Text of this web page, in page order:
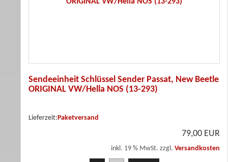
Sendeeinheit Schlüssel Sender Passat, New Beetle
ORIGINAL VW/Hella NOS (13-293)
Lieferzeit: Paketversand
79,00 EUR
inkl. 19 % MwSt. zzgl. Versandkosten